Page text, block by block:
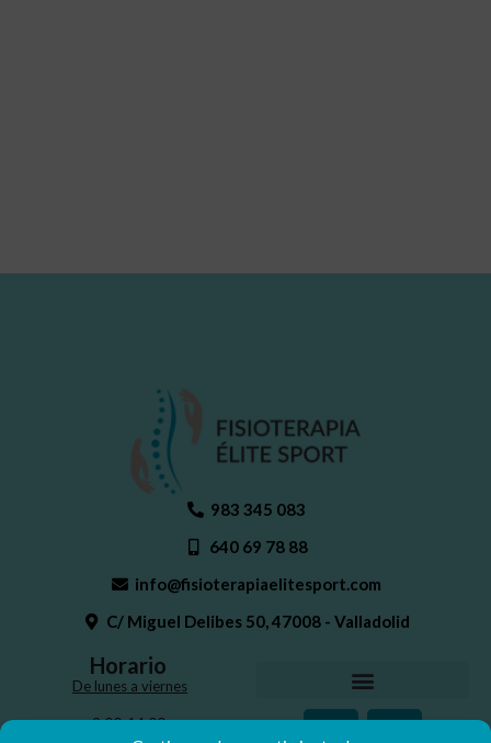
983 345 083
640 69 78 88
info@fisioterapiaelitesport.com
C/ Miguel Delibes 50, 47008 - Valladolid
Horario
De lunes a viernes
9:00-14:00